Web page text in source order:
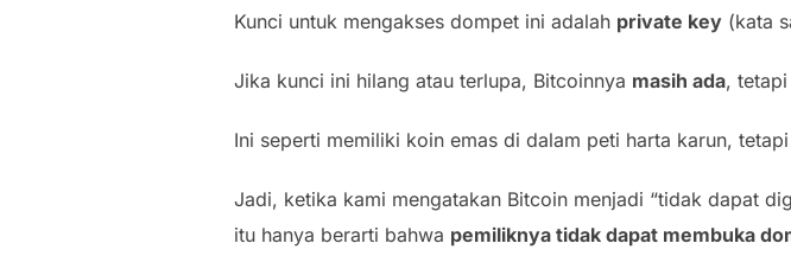
Kunci untuk mengakses dompet ini adalah private key (kata
Jika kunci ini hilang atau terlupa, Bitcoinnya masih ada, tetapi
Ini seperti memiliki koin emas di dalam peti harta karun,
Jadi, ketika kami mengatakan Bitcoin menjadi “tidak dapat
itu hanya berarti bahwa pemiliknya tidak dapat membuka